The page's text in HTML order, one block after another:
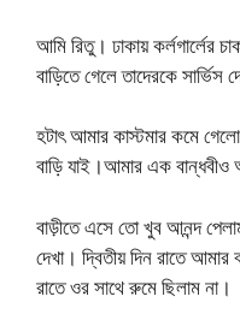
আমি রিতু। ঢাকায় কর্লগার্লের
বাড়িতে গেলে তাদেরকে সার্ভিস
হটাৎ আমার কাস্টমার কমে
বাড়ি যাই।আমার এক
বাড়ীতে এসে তো খুব আনন্দ
দেখা। দ্বিতীয় দিন রাতে
রাতে ওর সাথে রুমে ছিলাম না।